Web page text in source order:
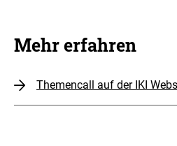
Mehr erfahren
Themencall auf der IKI